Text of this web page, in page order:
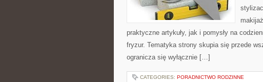
praktyczne artykuły, jak i pomysły na
fryzur. Tematyka strony skupia się przede
ogranicza się wyłącznie […]
CATEGORIES: PORADNICTWO RODZINNE